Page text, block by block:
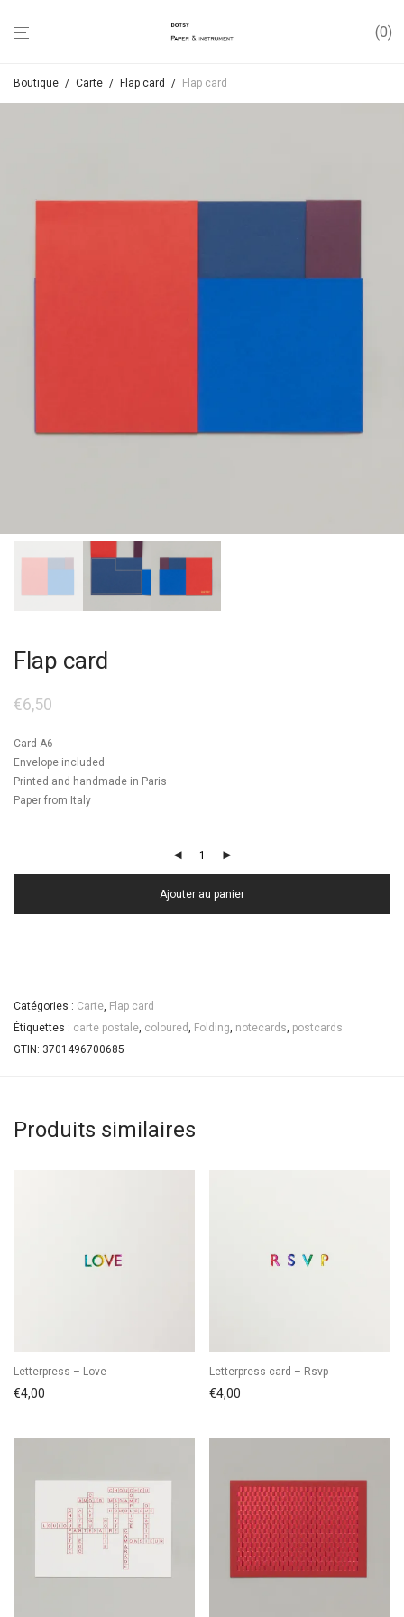
0
Boutique / Carte / Flap card / Flap card
Flap card
€6,50
Card A6
Envelope included
Printed and handmade in Paris
Paper from Italy
Ajouter au panier
Catégories : Carte Flap card
Étiquettes : carte postale coloured Folding notecards postcards
GTIN: 3701496700685
Produits similaires
Letterpress – Love
€4,00
Letterpress card – Rsvp
€4,00